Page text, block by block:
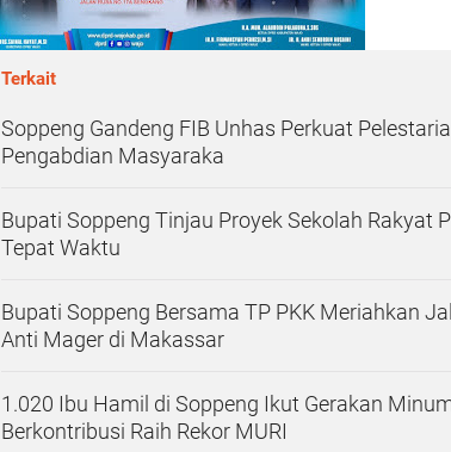
Terkait
Soppeng Gandeng FIB Unhas Perkuat
Pengabdian Masyaraka
Bupati Soppeng Tinjau Proyek Sekolah Rakyat
Tepat Waktu
Bupati Soppeng Bersama TP PKK Meriahkan
Anti Mager di Makassar
1.020 Ibu Hamil di Soppeng Ikut Gerakan
Berkontribusi Raih Rekor MURI